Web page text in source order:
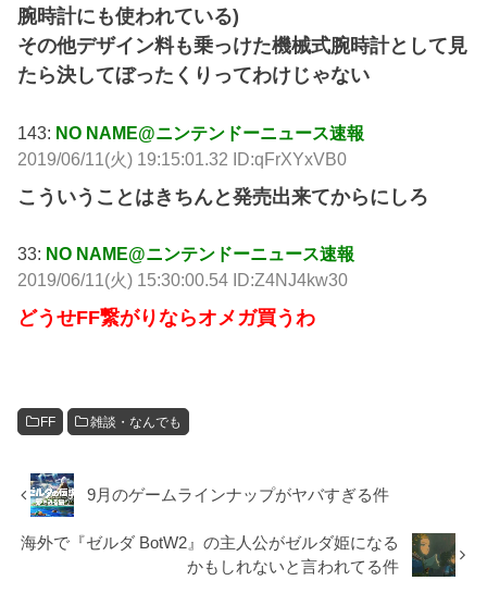
腕時計にも使われている)
その他デザイン料も乗っけた機械式腕時計として見
たら決してぼったくりってわけじゃない
143: NO NAME@ニンテンドーニュース速報
2019/06/11(火) 19:15:01.32 ID:qFrXYxVB0
こういうことはきちんと発売出来てからにしろ
33: NO NAME@ニンテンドーニュース速報
2019/06/11(火) 15:30:00.54 ID:Z4NJ4kw30
どうせFF繋がりならオメガ買うわ
FF 雑談・なんでも
9月のゲームラインナップがヤバすぎる件
海外で『ゼルダ BotW2』の主人公がゼルダ姫になる
かもしれないと言われてる件